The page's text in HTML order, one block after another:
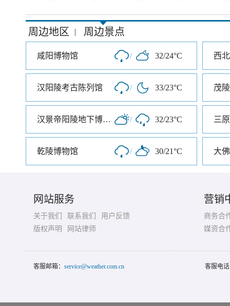
周边地区 | 周边景点
咸阳博物馆 / 32/24°C
汉阳陵考古陈列馆 / 33/23°C 茂
汉景帝阳陵地下博物馆 / 32/23°C 三
乾陵博物馆 / 30/21°C 大
网站服务
关于我们 联系我们
用户反馈
版权声明
网站律师
营销
商务合
媒资合
客服邮箱： service@weather.com.cn 客服电